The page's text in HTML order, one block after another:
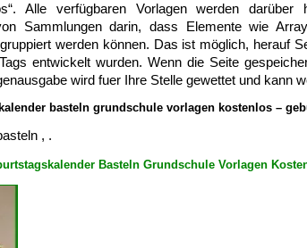
Alle verfügbaren Vorlagen werden darüber
Sammlungen darin, dass Elemente wie
werden können. Das ist möglich, herauf
entwickelt wurden. Wenn die Seite
wird fuer Ihre Stelle gewettet und kann
basteln grundschule vorlagen kostenlos –
, .
Basteln Grundschule Vorlagen